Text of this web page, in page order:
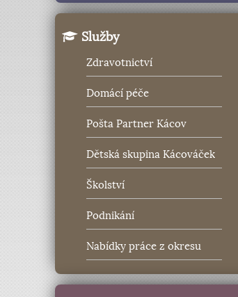
Služby
Zdravotnictví
Domácí péče
Pošta Partner Kácov
Dětská skupina Kácováček
Školství
Podnikání
Nabídky práce z okresu